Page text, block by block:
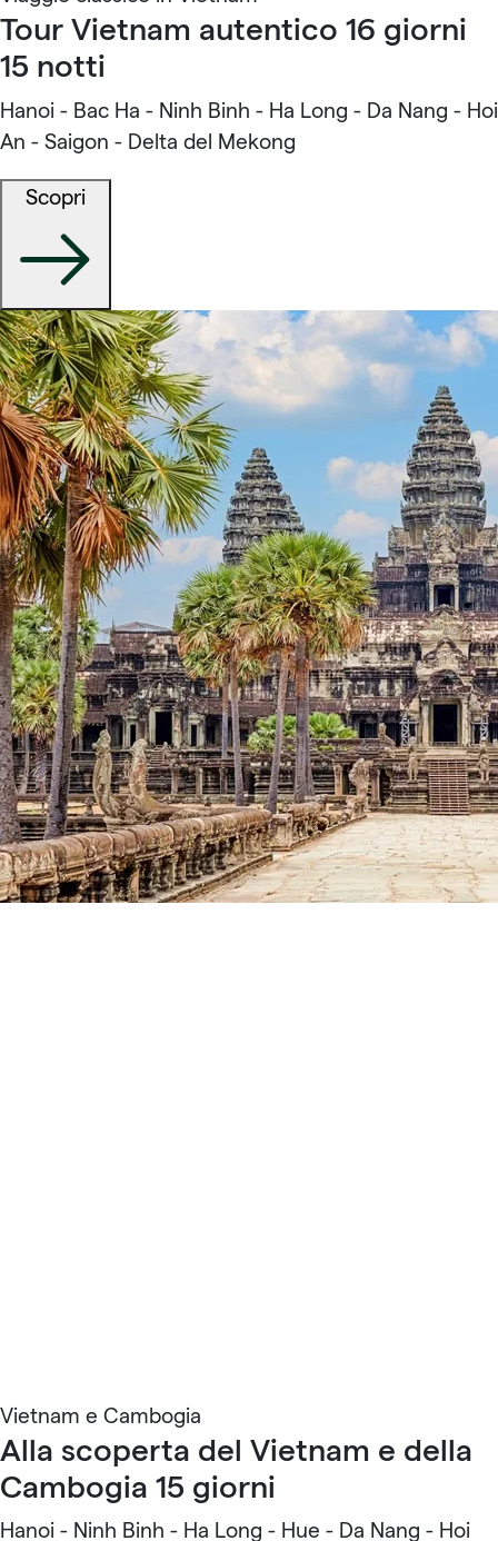
Tour Vietnam autentico 16 giorni
15 notti
Hanoi - Bac Ha - Ninh Binh - Ha Long - Da Nang - Hoi
An - Saigon - Delta del Mekong
Scopri
Vietnam e Cambogia
Alla scoperta del Vietnam e della
Cambogia 15 giorni
Hanoi - Ninh Binh - Ha Long - Hue - Da Nang - Hoi